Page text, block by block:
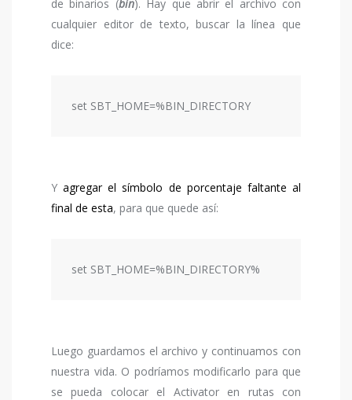
de binarios (bin). Hay que abrir el archivo con
cualquier editor de texto, buscar la línea que
dice:
set SBT_HOME=%BIN_DIRECTORY
Yagregar el símbolo de porcentaje faltante al
final de esta, para que quede así:
set SBT_HOME=%BIN_DIRECTORY%
Luego guardamos el archivo y continuamos con
nuestra vida. O podríamos modificarlo para que
se pueda colocar el Activator en rutas con